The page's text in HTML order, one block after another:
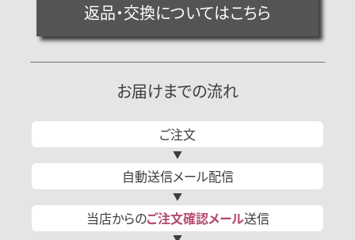
返品・交換についてはこちら
お届けまでの流れ
ご注文
自動送信メール配信
当店からのご注文確認メール送信